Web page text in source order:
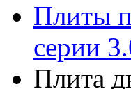
Плиты
серии
Плита